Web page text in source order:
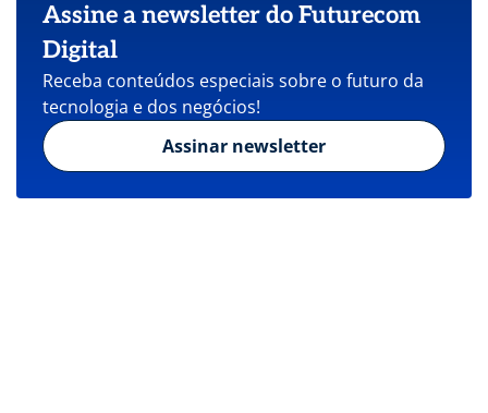
Assine a newsletter do Futurecom
Digital
Receba conteúdos especiais sobre o futuro da
tecnologia e dos negócios!
Assinar newsletter